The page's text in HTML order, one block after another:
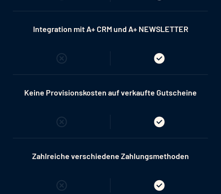
Integration mit A+ CRM und A+ NEWSLETTER
Keine Provisionskosten auf verkaufte Gutscheine
Zahlreiche verschiedene Zahlungsmethoden